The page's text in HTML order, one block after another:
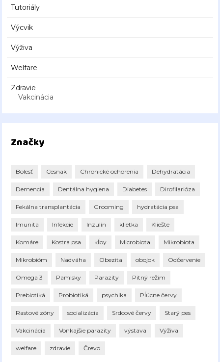
Tutoriály
Výcvik
Výživa
Welfare
Zdravie
Vakcinácia
Značky
Bolesť Cesnak Chronické ochorenia Dehydratácia
Demencia Dentálna hygiena Diabetes Dirofilarióza
Fekálna transplantácia Grooming hydratácia psa
Imunita Infekcie Inzulín klietka Kliešte
Komáre Kostra psa kĺby Microbiota Mikrobiota
Mikrobióm Nadváha Obezita obojok Odčervenie
Omega 3 Pamlsky Parazity Pitný režim
Prebiotiká Probiotiká psychika Pĺúcne červy
Rastové zóny socializácia Srdcové červy Starý pes
Vakcinácia Vonkajšie parazity výstava Výživa
welfare zdravie Črevo